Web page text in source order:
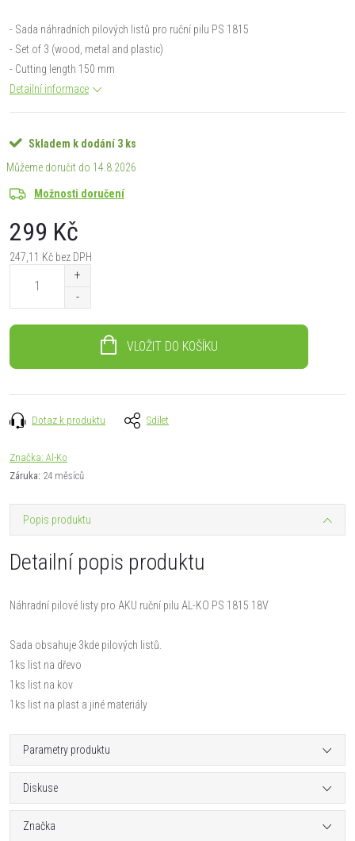
- Sada náhradních pilových listů pro ruční pilu PS 1815
- Set of 3 (wood, metal and plastic)
- Cutting length 150 mm
Detailní informace
Skladem k dodání 3 ks
14.8.2026
Možnosti doručení
299 Kč
247,11 Kč bez DPH
VLOŽIT DO KOŠÍKU
Dotaz k produktu Sdílet
Značka: Al-Ko
Záruka: 24 měsíců
Popis produktu
Detailní popis produktu
Náhradní pilové listy pro AKU ruční pilu AL-KO PS 1815 18V
Sada obsahuje 3kde pilových listů.
1ks list na dřevo
1ks list na kov
1ks list na plast a jiné materiály
Parametry produktu
Diskuse
Značka